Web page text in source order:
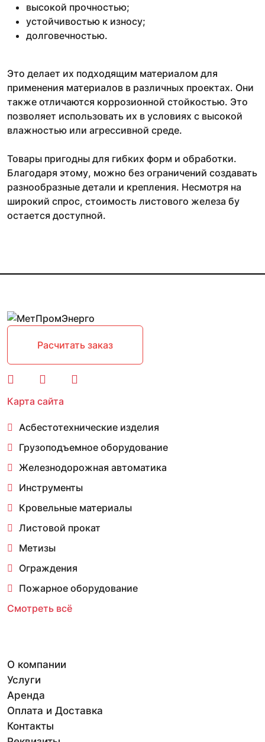
высокой прочностью;
устойчивостью к износу;
долговечностью.
Это делает их подходящим материалом для
применения материалов в различных проектах. Они
также отличаются коррозионной стойкостью. Это
позволяет использовать их в условиях с высокой
влажностью или агрессивной среде.
Товары пригодны для гибких форм и обработки.
Благодаря этому, можно без ограничений создавать
разнообразные детали и крепления. Несмотря на
широкий спрос, стоимость листового железа бу
остается доступной.
Расчитать заказ
Карта сайта
Асбестотехнические изделия
Грузоподъемное оборудование
Железнодорожная автоматика
Инструменты
Кровельные материалы
Листовой прокат
Метизы
Ограждения
Пожарное оборудование
Смотреть всё
О компании
Услуги
Аренда
Оплата и Доставка
Контакты